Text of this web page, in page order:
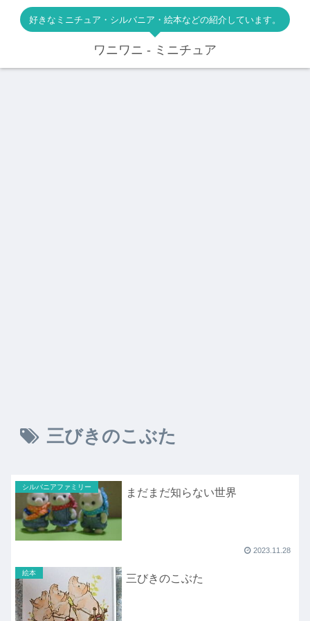
好きなミニチュア・シルバニア・絵本などの紹介しています。
ワニワニ - ミニチュア
三びきのこぶた
シルバニアファミリー まだまだ知らない世界
2023.11.28
絵本 三びきのこぶた